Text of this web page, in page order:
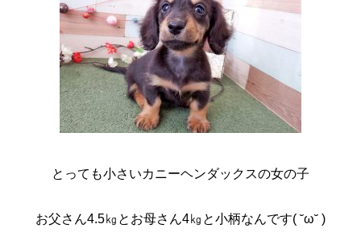
とっても小さいカニーヘンダックスの女の子
お父さん4.5㎏とお母さん4㎏と小柄なんです( ˘ω˘ )